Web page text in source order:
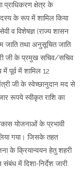
प्राधिकरण क्षेत्र के
के रूप में शामिल किया
व विशेषज्ञ (राज्य शासन
जाति तथा अनुसूचित जाति
जी के प्रमुख सचिव/सचिव
पूर्व में शामिल 12
जी के स्वेच्छानुदान मद से
रूपये स्वीकृत राशि का
योजनाओं के प्रभावी
लिया गया। जिसके तहत
के क्रियान्वयन हेतु शहरी
में दिशा-निर्देश जारी